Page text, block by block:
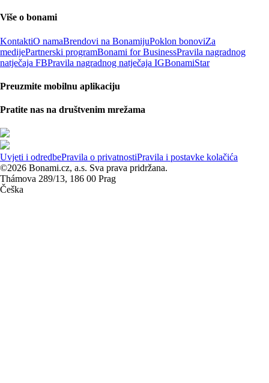
Više o bonami
KontaktiO namaBrendovi na BonamijuPoklon bonoviZa
medijePartnerski programBonami for BusinessPravila nagradnog
natječaja FBPravila nagradnog natječaja IGBonamiStar
Preuzmite mobilnu aplikaciju
Pratite nas na društvenim mrežama
Uvjeti i odredbePravila o privatnostiPravila i postavke kolačića
©2026 Bonami.cz, a.s. Sva prava pridržana.
Thámova 289/13, 186 00 Prag
Češka